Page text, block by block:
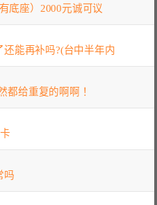
底座）2000元诚可议
能再补吗?(台中半年内
都给重复的啊啊！
吗